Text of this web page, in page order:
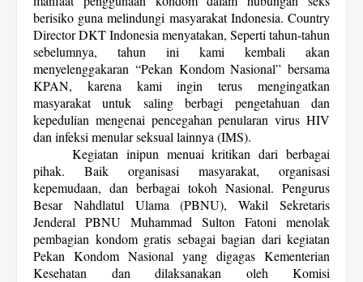
berisiko guna melindungi masyarakat Indonesia. Country
Director DKT Indonesia menyatakan, Seperti tahun-tahun
sebelumnya, tahun ini kami kembali akan
menyelenggakaran “Pekan Kondom Nasional” bersama
KPAN, karena kami ingin terus mengingatkan
masyarakat untuk saling berbagi pengetahuan dan
kepedulian mengenai pencegahan penularan virus HIV
dan infeksi menular seksual lainnya (IMS).
Kegiatan inipun menuai kritikan dari berbagai
pihak. Baik organisasi masyarakat, organisasi
kepemudaan, dan berbagai tokoh Nasional. Pengurus
Besar Nahdlatul Ulama (PBNU), Wakil Sekretaris
Jenderal PBNU Muhammad Sulton Fatoni menolak
pembagian kondom gratis sebagai bagian dari kegiatan
Pekan Kondom Nasional yang digagas Kementerian
Kesehatan dan dilaksanakan oleh Komisi